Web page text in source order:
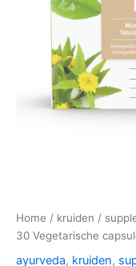
Home / kruiden /
30 Vegetarische
ayurveda, kruiden,